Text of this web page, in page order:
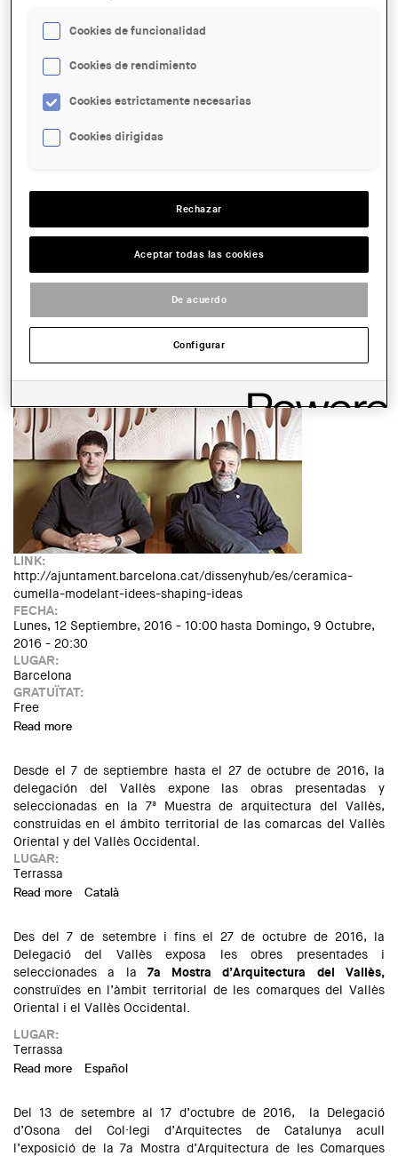
LINK:
https://www.etsab.upc.edu/
FECHA:
LUGAR:
GRATUÏTAT:
Free
about Exposició dels Treballs Finals de Grau 2015
ENTIDAD ORGANIZADORA:
Museu del Disseny
IMATGE DE L'EXPOSICIÓ O ACTE:
LINK:
http://ajuntament.barcelona.cat/dissenyhub/es/ceramica-
cumella-modelant-idees-shaping-ideas
FECHA:
Lunes, 12 Septiembre, 2016 - 10:00 hasta Domingo, 9 Octubre,
2016 - 20:30
LUGAR:
Barcelona
GRATUÏTAT:
Free
Read more
Desde el 7 de septiembre hasta el 27 de octubre de 2016, la
delegación del Vallès expone las obras presentadas y
seleccionadas en la 7ª Muestra de arquitectura del Vallès,
construidas en el ámbito territorial de las comarcas del Vallès
Oriental y del Vallès Occidental.
LUGAR:
Terrassa
Read more about Exposición de la 7ª Muestra de Arquitectura del
Català
Des del 7 de setembre i fins el 27 de octubre de 2016, la
Delegació del Vallès exposa les obres presentades i
seleccionades a la 7a Mostra d’Arquitectura del Vallès,
construïdes en l’àmbit territorial de les comarques del Vallès
Oriental i el Vallès Occidental.
LUGAR:
Terrassa
Read more about Exposició de la 7a Mostra d'Arquitectura del Vallès
Español
Del 13 de setembre al 17 d’octubre de 2016, la Delegació
d’Osona del Col·legi d’Arquitectes de Catalunya acull
l’exposició de la 7a Mostra d’Arquitectura de les Comarques
Cookies de funcionalidad
Cookies de rendimiento
Cookies estrictamente necesarias
Cookies dirigidas
Rechazar
Aceptar todas las cookies
De acuerdo
Configurar